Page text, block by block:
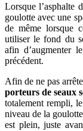
Lorsque l’asphalte
goulotte avec une
de même lorsque
utiliser le fond du
afin d’augmenter
précédent.
Afin de ne pas
porteurs de seaux
totalement rempli,
niveau de la
est plein, juste